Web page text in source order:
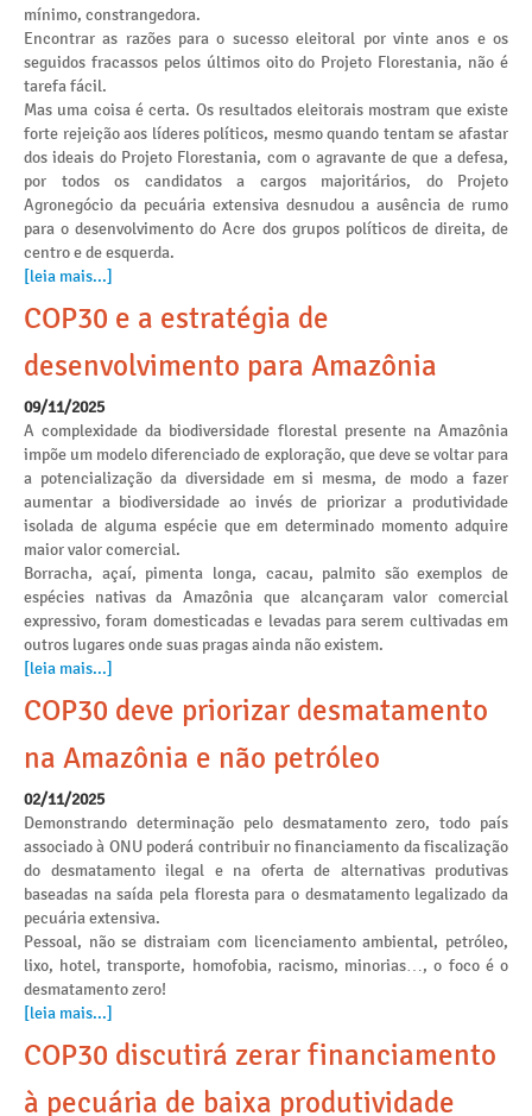
mínimo, constrangedora.
Encontrar as razões para o sucesso eleitoral por vinte anos e os
seguidos fracassos pelos últimos oito do Projeto Florestania, não é
tarefa fácil.
Mas uma coisa é certa. Os resultados eleitorais mostram que existe
forte rejeição aos líderes políticos, mesmo quando tentam se afastar
dos ideais do Projeto Florestania, com o agravante de que a defesa,
por todos os candidatos a cargos majoritários, do Projeto
Agronegócio da pecuária extensiva desnudou a ausência de rumo
para o desenvolvimento do Acre dos grupos políticos de direita, de
centro e de esquerda.
[leia mais...]
COP30 e a estratégia de
desenvolvimento para Amazônia
09/11/2025
A complexidade da biodiversidade florestal presente na Amazônia
impõe um modelo diferenciado de exploração, que deve se voltar para
a potencialização da diversidade em si mesma, de modo a fazer
aumentar a biodiversidade ao invés de priorizar a produtividade
isolada de alguma espécie que em determinado momento adquire
maior valor comercial.
Borracha, açaí, pimenta longa, cacau, palmito são exemplos de
espécies nativas da Amazônia que alcançaram valor comercial
expressivo, foram domesticadas e levadas para serem cultivadas em
outros lugares onde suas pragas ainda não existem.
[leia mais...]
COP30 deve priorizar desmatamento
na Amazônia e não petróleo
02/11/2025
Demonstrando determinação pelo desmatamento zero, todo país
associado à ONU poderá contribuir no financiamento da fiscalização
do desmatamento ilegal e na oferta de alternativas produtivas
baseadas na saída pela floresta para o desmatamento legalizado da
pecuária extensiva.
Pessoal, não se distraiam com licenciamento ambiental, petróleo,
lixo, hotel, transporte, homofobia, racismo, minorias…, o foco é o
desmatamento zero!
[leia mais...]
COP30 discutirá zerar financiamento
à pecuária de baixa produtividade